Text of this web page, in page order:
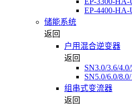
EP-4400-HA-
储能系统
返回
户用混合逆变器
返回
SN3.0/3.6/
SN5.0/6.0/
组串式变流器
返回